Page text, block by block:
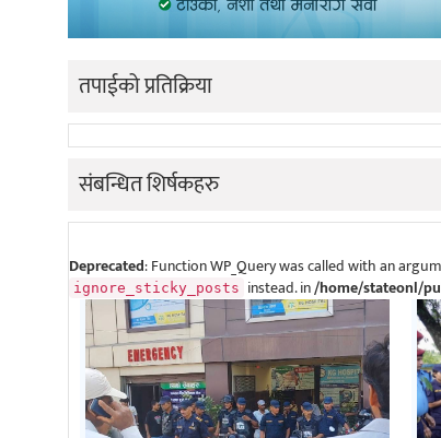
तपाईको प्रतिक्रिया
संबन्धित शिर्षकहरु
Deprecated: Function WP_Query was called with an
ignore_sticky_posts instead. in/home/stateonl/